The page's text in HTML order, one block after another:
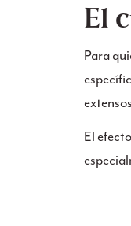
El
Para
El